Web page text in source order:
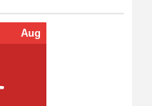
Aug